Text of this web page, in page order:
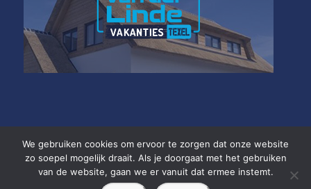
Copyright van der Linde Texel •
We gebruiken cookies om ervoor te zorgen dat onze website
zo soepel mogelijk draait. Als je doorgaat met het gebruiken
van de website, gaan we er vanuit dat ermee instemt.